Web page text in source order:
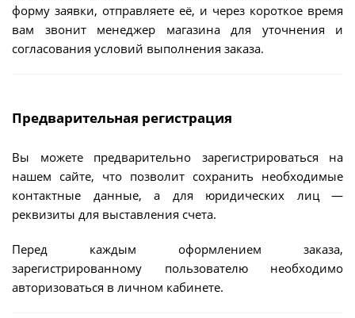
форму заявки, отправляете её, и через короткое время
вам звонит менеджер магазина для уточнения и
согласования условий выполнения заказа.
Предварительная регистрация
Вы можете предварительно зарегистрироваться на
нашем сайте, что позволит сохранить необходимые
контактные данные, а для юридических лиц —
реквизиты для выставления счета.
Перед каждым оформлением заказа,
зарегистрированному пользователю необходимо
авторизоваться в личном кабинете.